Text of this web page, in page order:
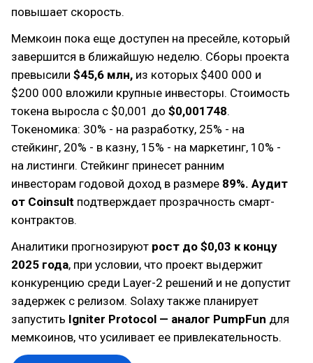
повышает скорость.
Мемкоин пока еще доступен на пресейле, который
завершится в ближайшую неделю. Сборы проекта
превысили $45,6 млн, из которых $400 000 и
$200 000 вложили крупные инвесторы. Стоимость
токена выросла с $0,001 до $0,001748.
Токеномика: 30% - на разработку, 25% - на
стейкинг, 20% - в казну, 15% - на маркетинг, 10% -
на листинги. Стейкинг принесет ранним
инвесторам годовой доход в размере 89%. Аудит
от Coinsult подтверждает прозрачность смарт-
контрактов.
Аналитики прогнозируют рост до $0,03 к концу
2025 года, при условии, что проект выдержит
конкуренцию среди Layer-2 решений и не допустит
задержек с релизом. Solaxy также планирует
запустить Igniter Protocol — аналог PumpFun для
мемкоинов, что усиливает ее привлекательность.